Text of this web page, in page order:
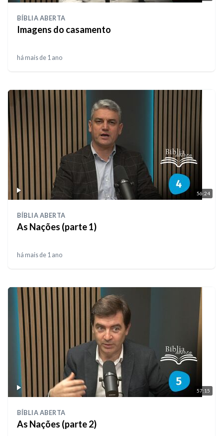
BÍBLIA ABERTA
Imagens do casamento
há mais de 1 ano
56:24
BÍBLIA ABERTA
As Nações (parte 1)
há mais de 1 ano
57:15
BÍBLIA ABERTA
As Nações (parte 2)